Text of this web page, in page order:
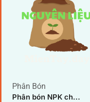
Phân Bón
Phân bón NPK ch...